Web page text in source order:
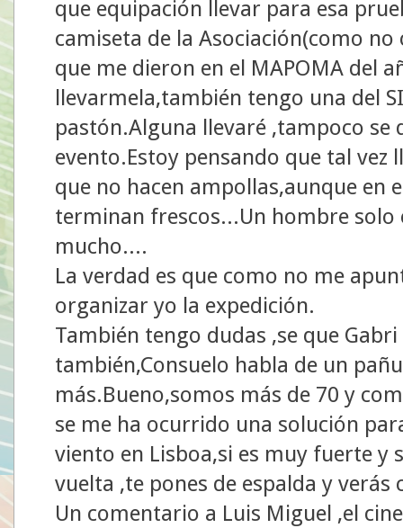
que equipación llevar para esa
camiseta de la Asociación(como
que me dieron en el MAPOMA del
llevarmela,también tengo una del
pastón.Alguna llevaré ,tampoco
evento.Estoy pensando que tal vez
que no hacen ampollas,aunque en
terminan frescos...Un hombre solo
mucho....
La verdad es que como no me
organizar yo la expedición.
También tengo dudas ,se que
también,Consuelo habla de un
más.Bueno,somos más de 70 y
se me ha ocurrido una solución
viento en Lisboa,si es muy fuerte y
vuelta ,te pones de espalda y
Un comentario a Luis Miguel ,el